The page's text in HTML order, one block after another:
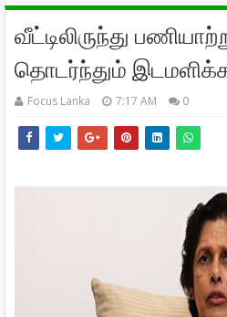
வீட்டிலிருந்து
தொடர்ந்தும்
Focus Lanka 7:17 AM 0